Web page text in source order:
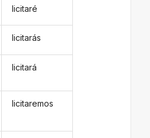
licitaré
licitarás
licitará
licitaremos